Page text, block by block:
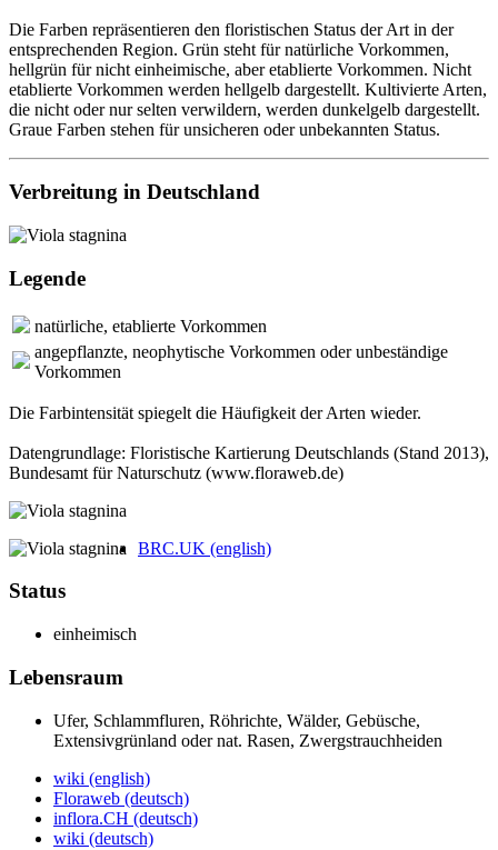
Die Farben repräsentieren den floristischen Status der Art in der
entsprechenden Region. Grün steht für natürliche Vorkommen,
hellgrün für nicht einheimische, aber etablierte Vorkommen. Nicht
etablierte Vorkommen werden hellgelb dargestellt. Kultivierte Arten,
die nicht oder nur selten verwildern, werden dunkelgelb dargestellt.
Graue Farben stehen für unsicheren oder unbekannten Status.
Verbreitung in Deutschland
Legende
natürliche, etablierte Vorkommen
angepflanzte, neophytische Vorkommen oder unbeständige
Vorkommen
Die Farbintensität spiegelt die Häufigkeit der Arten wieder.
Datengrundlage: Floristische Kartierung Deutschlands (Stand 2013),
Bundesamt für Naturschutz (www.floraweb.de)
Status
einheimisch
Lebensraum
Ufer, Schlamm­fluren, Röhrichte, Wälder, Gebüsche,
Extensiv­grünland oder nat. Rasen, Zwerg­strauch­heiden
BRC.UK (english)
wiki (english)
Floraweb (deutsch)
inflora.CH (deutsch)
wiki (deutsch)